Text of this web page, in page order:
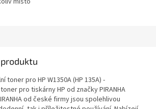
toner pro HP W1350A (HP 135A) -
pro tiskárny HP od značky PIRANHA
od české firmy jsou spolehlivou